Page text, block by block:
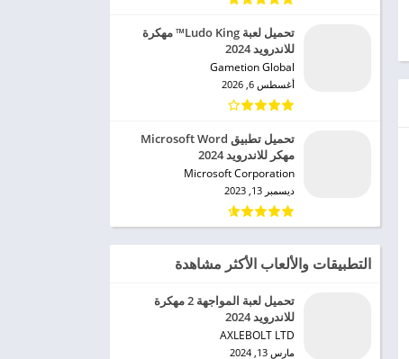
تحميل لعبة Ludo King™ مهكرة
للاندرويد 2024
Gametion Global‏
أغسطس 6, 2026
تحميل تطبيق Microsoft Word
مهكر للاندرويد 2024
Microsoft Corporation‏
ديسمبر 13, 2023
التطبيقات والألعاب الأكثر مشاهدة
تحميل لعبة المواجهة 2 مهكرة
للاندرويد 2024
AXLEBOLT LTD‏
مارس 13, 2024